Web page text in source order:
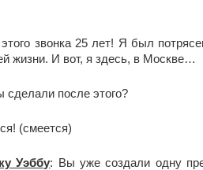
звонка 25 лет! Я был
жизни. И вот, я здесь, в Москве…
сделали после этого?
(смеется)
Уэббу: Вы уже создали одну